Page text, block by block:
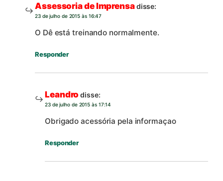
Assessoria de Imprensadisse:
23 de julho de 2015 às 16:47
O Dê está treinando normalmente.
Responder
Leandro disse:
23 de julho de 2015 às 17:14
Obrigado acessória pela informaçao
Responder